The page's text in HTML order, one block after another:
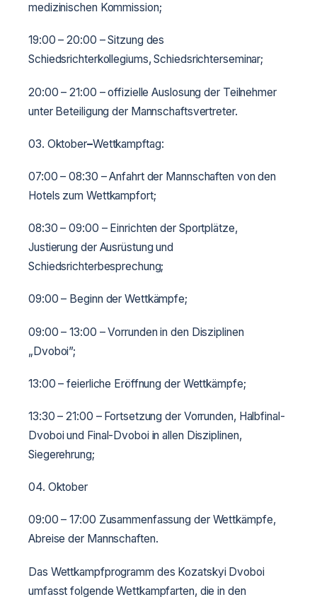
medizinischen Kommission;
19:00 – 20:00 – Sitzung des
Schiedsrichterkollegiums, Schiedsrichterseminar;
20:00 – 21:00 – offizielle Auslosung der Teilnehmer
unter Beteiligung der Mannschaftsvertreter.
03. Oktober–Wettkampftag:
07:00 – 08:30 – Anfahrt der Mannschaften von den
Hotels zum Wettkampfort;
08:30 – 09:00 – Einrichten der Sportplätze,
Justierung der Ausrüstung und
Schiedsrichterbesprechung;
09:00 – Beginn der Wettkämpfe;
09:00 – 13:00 – Vorrunden in den Disziplinen
„Dvoboi”;
13:00 – feierliche Eröffnung der Wettkämpfe;
13:30 – 21:00 – Fortsetzung der Vorrunden, Halbfinal-
Dvoboi und Final-Dvoboi in allen Disziplinen,
Siegerehrung;
04. Oktober
09:00 – 17:00 Zusammenfassung der Wettkämpfe,
Abreise der Mannschaften.
Das Wettkampfprogramm des Kozatskyi Dvoboi
umfasst folgende Wettkampfarten, die in den